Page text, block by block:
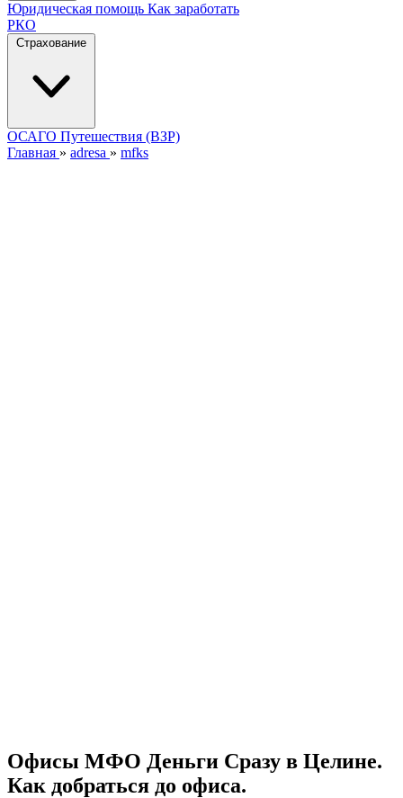
Юридическая помощь Как заработать
РКО
Страхование
ОСАГО Путешествия (ВЗР)
Главная » adresa » mfks
Офисы МФО Деньги Сразу в Целине.
Как добраться до офиса.